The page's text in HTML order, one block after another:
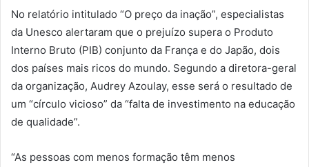
No relatório intitulado “O preço da inação”, especialistas
da Unesco alertaram que o prejuízo supera o Produto
Interno Bruto (PIB) conjunto da França e do Japão, dois
dos países mais ricos do mundo. Segundo a diretora-geral
da organização, Audrey Azoulay, esse será o resultado de
um “círculo vicioso” da “falta de investimento na educação
de qualidade”.
“As pessoas com menos formação têm menos